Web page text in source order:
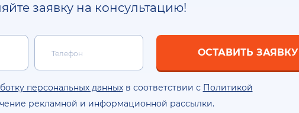
заявку на консультацию!
ОСТАВИТЬ ЗАЯВКУ
персональных данныхв соответствии с Политикой
рекламной и информационной рассылки.